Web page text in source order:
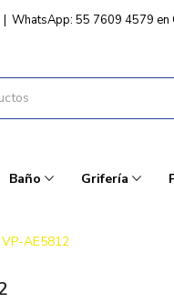
| WhatsApp: 55 7609 4579 en
Baño Grifería
VP-AE5812